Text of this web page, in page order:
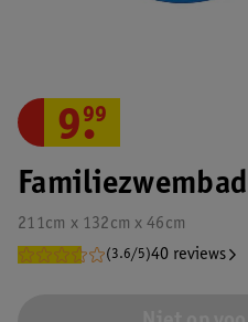
Familiezwembad
211cm x 132cm x 46cm
(3.6/5)40 reviews
9.
99